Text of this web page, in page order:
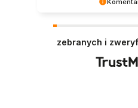
że jesteśmy na
pozdrowieniami, obsługa
zebranych i